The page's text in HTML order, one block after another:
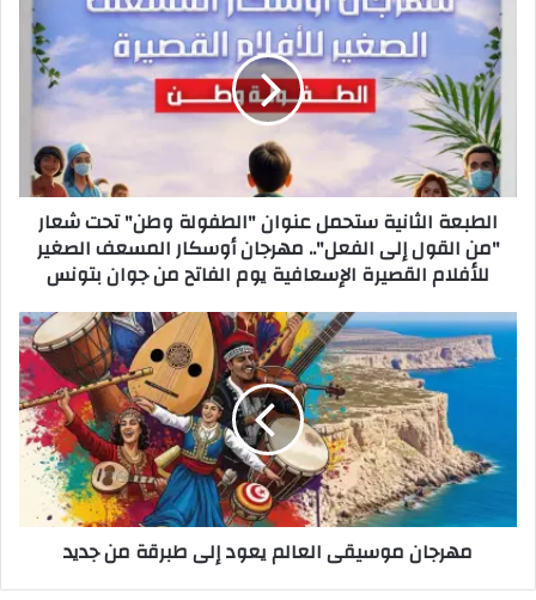
الطبعة الثانية ستحمل عنوان "الطفولة وطن" تحت شعار
"من القول إلى الفعل".. مهرجان أوسكار المسعف الصغير
للأفلام القصيرة الإسعافية يوم الفاتح من جوان بتونس
مهرجان موسيقى العالم يعود إلى طبرقة من جديد